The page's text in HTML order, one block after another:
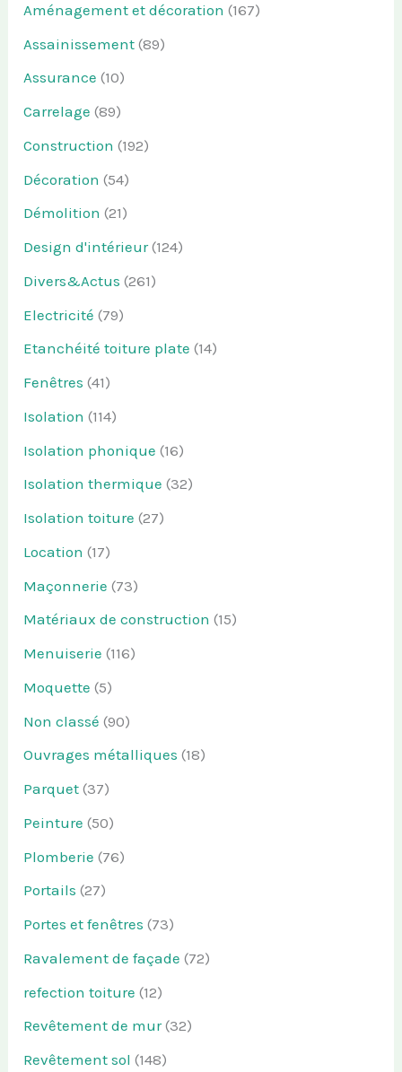
Aménagement et décoration (167)
Assainissement (89)
Assurance (10)
Carrelage (89)
Construction (192)
Décoration (54)
Démolition (21)
Design d'intérieur(124)
Divers&Actus (261)
Electricité (79)
Etanchéité toiture plate (14)
Fenêtres (41)
Isolation (114)
Isolation phonique (16)
Isolation thermique (32)
Isolation toiture (27)
Location (17)
Maçonnerie (73)
Matériaux de construction (15)
Menuiserie (116)
Moquette (5)
Non classé (90)
Ouvrages métalliques (18)
Parquet (37)
Peinture (50)
Plomberie (76)
Portails (27)
Portes et fenêtres (73)
Ravalement de façade (72)
refection toiture (12)
Revêtement de mur(32)
Revêtement sol (148)